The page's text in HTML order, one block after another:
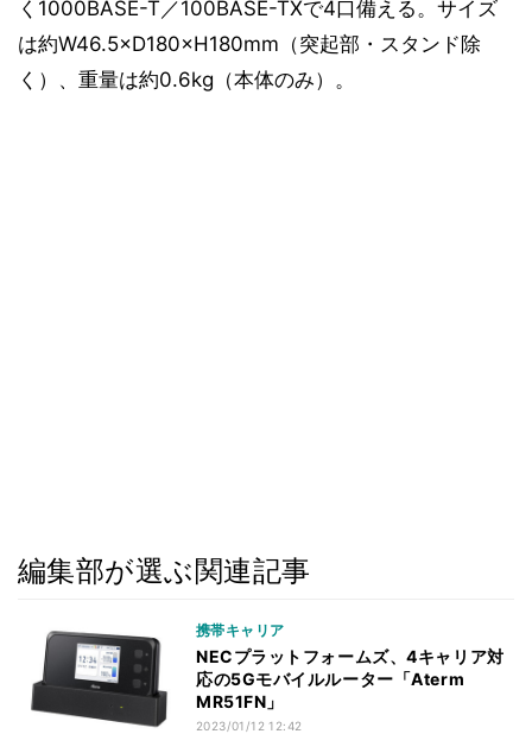
く1000BASE-T／100BASE-TXで4口備える。サイズ
は約W46.5×D180×H180mm（突起部・スタンド除
く）、重量は約0.6kg（本体のみ）。
編集部が選ぶ関連記事
携帯キャリア
NECプラットフォームズ、4キャリア対
応の5Gモバイルルーター「Aterm
MR51FN」
2023/01/12 12:42